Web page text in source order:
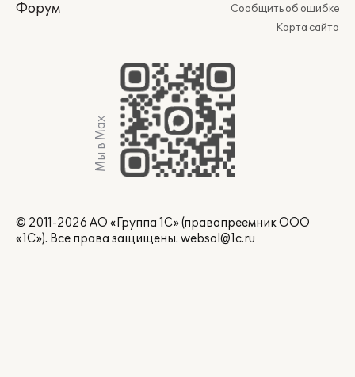
Форум
Сообщить об ошибке
Карта сайта
Мы в Max
© 2011-2026 АО «Группа 1С» (правопреемник ООО
«1С»). Все права защищены. websol@1c.ru